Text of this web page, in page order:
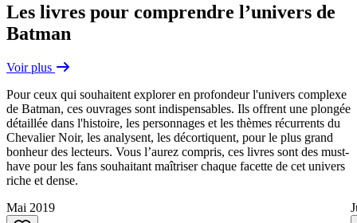
Les livres pour comprendre l’univers de
Batman
Voir plus
Pour ceux qui souhaitent explorer en profondeur l'univers complexe
de Batman, ces ouvrages sont indispensables. Ils offrent une plongée
détaillée dans l'histoire, les personnages et les thèmes récurrents du
Chevalier Noir, les analysent, les décortiquent, pour le plus grand
bonheur des lecteurs. Vous l’aurez compris, ces livres sont des must-
have pour les fans souhaitant maîtriser chaque facette de cet univers
riche et dense.
Mai 2019